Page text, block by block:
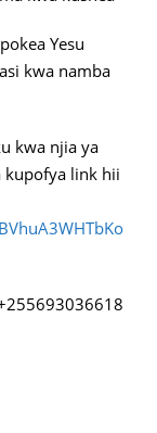
Yesu
kwa namba
kwa njia ya
kupofya link hii